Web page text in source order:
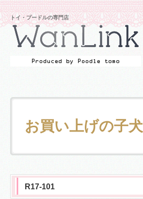
トイ・プードルの専門店
お買い上げの子犬
R17-101